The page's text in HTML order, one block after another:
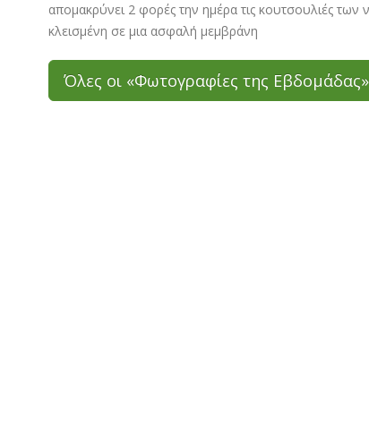
απομακρύνει 2 φορές την ημέρα τις κουτσουλιές
κλεισμένη σε μια ασφαλή μεμβράνη
Όλες οι «Φωτογραφίες της Εβδομάδας»